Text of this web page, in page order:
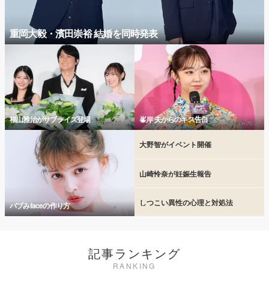
重岡大毅・濱田崇裕 結婚を同時発表
福山雅治がサプライズ登場 峯岸 夫からのキス告白
バブみfaceの作り方
大野智がイベント開催
山崎怜奈が妊娠生報告
しつこい異性の心理と対処法
記事ランキング
RANKING